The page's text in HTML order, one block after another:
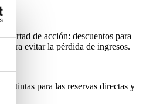
de acción: descuentos para
para evitar la pérdida de ingresos.
para las reservas directas y